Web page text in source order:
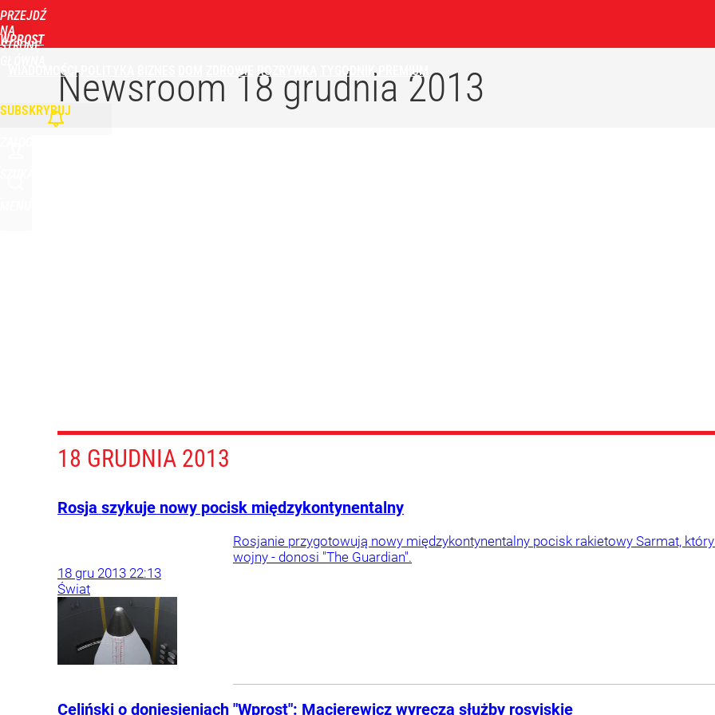
PRZEJDŹ
NA
STRONĘ
WPROST
WIADOMOŚCI ZDROWIE ROZRYWKA TYGODNIK PREMIUM
SUBSKRYBUJNewsroom 18 grudnia 2013
18 GRUDNIA 2013
Rosja szykuje nowy pocisk międzykontynentalny
Rosjanie przygotowują nowy międzykontynentalny pocisk rakietowy Sarmat,
wojny - donosi "The Guardian".
18 gru 2013 22:13
Świat
Celiński o doniesieniach "Wprost": Macierewicz wyręcza służby rosyjskie